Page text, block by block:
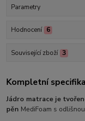
Parametry
Hodnocení 6
Související zboží 3
Kompletní
Jádro matrace je
pěn MediFoam s